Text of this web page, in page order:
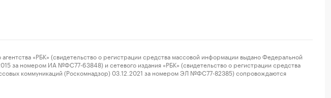
«РБК» (свидетельство о регистрации средства массовой информации выдано Федеральной
за номером ИА №ФС77-63848) и сетевого издания «РБК» (свидетельство о регистрации средства
коммуникаций (Роскомнадзор) 03.12.2021 за номером ЭЛ №ФС77-82385) сопровождаются